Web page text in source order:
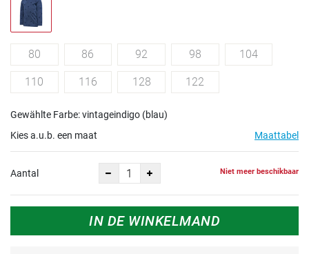
80 86 92 98 104
110 116 128 122
Gewählte Farbe: vintageindigo (blau)
Kies a.u.b. een maat
Maattabel
Aantal Niet meer beschikbaar
IN DE WINKELMAND